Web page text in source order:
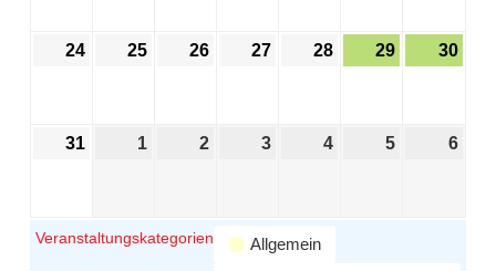
24 25 26 27 28 29 30
31 1 2 3 4 5 6
Veranstaltungskategorien
Allgemein